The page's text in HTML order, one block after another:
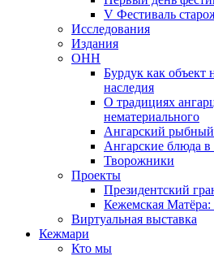
V Фестиваль
Исследования
Издания
ОНН
Бурдук как объект
наследия
О традициях
нематериального
Ангарский
Ангарские блюда в
Творожники
Проекты
Президентский
Кежемская
Виртуальная выставка
Кежмари
Кто мы